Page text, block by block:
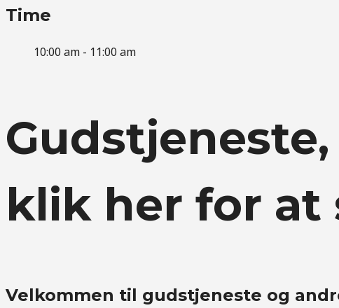
Time
10:00 am - 11:00 am
klik her for at
Velkommen til gudstjeneste og